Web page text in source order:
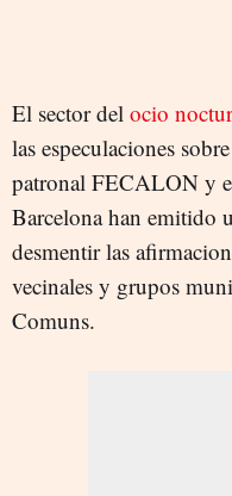
El sector del ocio
las especulaciones
patronal FECALON y
Barcelona han emitido
desmentir las
vecinales y grupos
Comuns.